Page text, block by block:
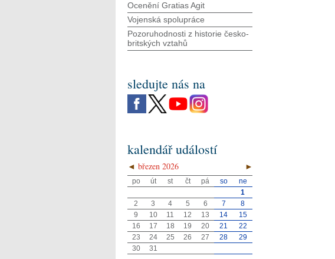
Ocenění Gratias Agit
Vojenská spolupráce
Pozoruhodnosti z historie česko-
britských vztahů
sledujte nás na
kalendář událostí
◄ ►
březen 2026
po út st čt pá so
ne
1
2
3 4 5 6 7
8
9
10 11 12 13 14
15
16
17 18 19 20 21
22
23
24 25 26 27 28
29
30
31